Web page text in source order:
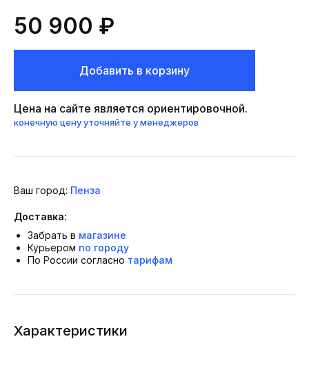
50 900 ₽
Добавить в корзину
Цена на сайте является ориентировочной.
конечную цену уточняйте у менеджеров
Ваш город: Пенза
Доставка:
Забрать в магазине
Курьером по городу
По России согласно тарифам
Характеристики